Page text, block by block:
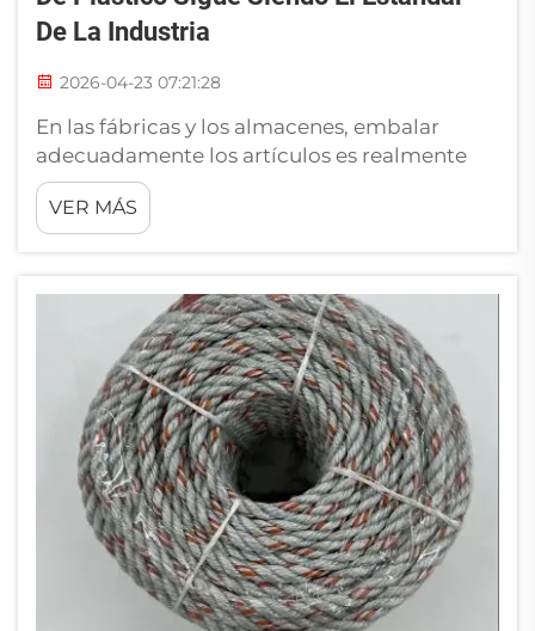
De La Industria
2026-04-23 07:21:28
En las fábricas y los almacenes, embalar
adecuadamente los artículos es realmente
importante. Las empresas, al transportar o
almacenar artículos de forma segura, utilizan
mucho las cuerdas. Uno de los tipos que
como RIOOP eligen la cuerda de plástico
porque funciona muy bien f...
VER MÁS